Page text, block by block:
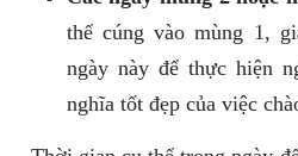
thể cúng vào mùng 1,
ngày này để thực hiện
nghĩa tốt đẹp của việc